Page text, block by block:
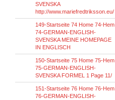
SVENSKA
http://www.mariefredtriksson.eu/
149-Startseite 74 Home 74-Hem
74-GERMAN-ENGLISH-
SVENSKA MEINE HOMEPAGE
IN ENGLISCH
150-Startseite 75 Home 75-Hem
75-GERMAN-ENGLISH-
SVENSKA FORMEL 1 Page 11/
151-Startseite 76 Home 76-Hem
76-GERMAN-ENGLISH-